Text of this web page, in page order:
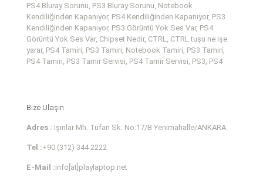
PS4 Bluray Sorunu, PS3 Bluray Sorunu, Notebook
Kendiliğinden Kapanıyor, PS4 Kendiliğinden Kapanıyor, PS3
Kendiliğinden Kapanıyor, PS3 Görüntü Yok Ses Var, PS4
Görüntü Yok Ses Var, Chipset Nedir, CTRL, CTRL tuşu ne işe
yarar, PS4 Tamiri, PS3 Tamiri, Notebook Tamiri, PS3 Tamiri,
PS4 Tamiri, PS3 Tamir Servisi, PS4 Tamir Servisi, PS3, PS4
Bize Ulaşın
Adres : Işınlar Mh. Tufan Sk. No:17/B Yenimahalle/ANKARA
Tel :+90 (312) 344 2222
E-Mail :info[at]playlaptop.net